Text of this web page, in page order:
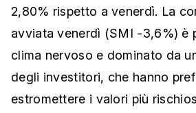
2,80% rispetto a venerdì. La
avviata venerdì (SMI -3,6%) è
clima nervoso e dominato da
degli investitori, che hanno
estromettere i valori più